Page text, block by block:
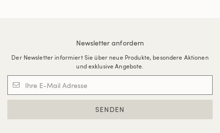
Newsletter anfordern
Der Newsletter informiert Sie über neue Produkte, besondere Aktionen
und exklusive Angebote.
SENDEN